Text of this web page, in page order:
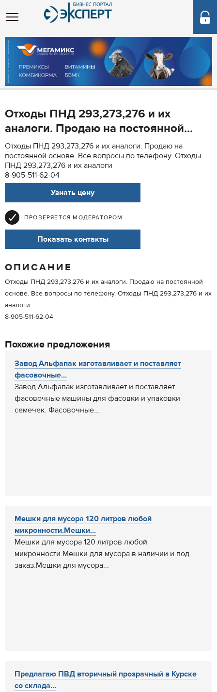
Отходы ПНД 293,273,276 и их
аналоги. Продаю на постоянной...
Отходы ПНД 293,273,276 и их аналоги. Продаю на
постоянной основе. Все вопросы по телефону. Отходы
ПНД 293,273,276 и их аналоги
8-905-511-62-04
Узнать цену
ПРОВЕРЯЕТСЯ МОДЕРАТОРОМ
Показать контакты
ОПИСАНИЕ
Отходы ПНД 293,273,276 и их аналоги. Продаю на постоянной
основе. Все вопросы по телефону. Отходы ПНД 293,273,276 и их
аналоги
8-905-511-62-04
Похожие предложения
Завод Альфапак изготавливает и поставляет
фасовочные...
Завод Альфапак изготавливает и поставляет
фасовочные машины для фасовки и упаковки
семечек. Фасовочные...
Мешки для мусора 120 литров любой
микронности.Мешки...
Мешки для мусора 120 литров любой
микронности.Мешки для мусора в наличии и под
заказ.Мешки для мусора...
Предлагаю ПВД вторичный прозрачный в Курске
со склада...